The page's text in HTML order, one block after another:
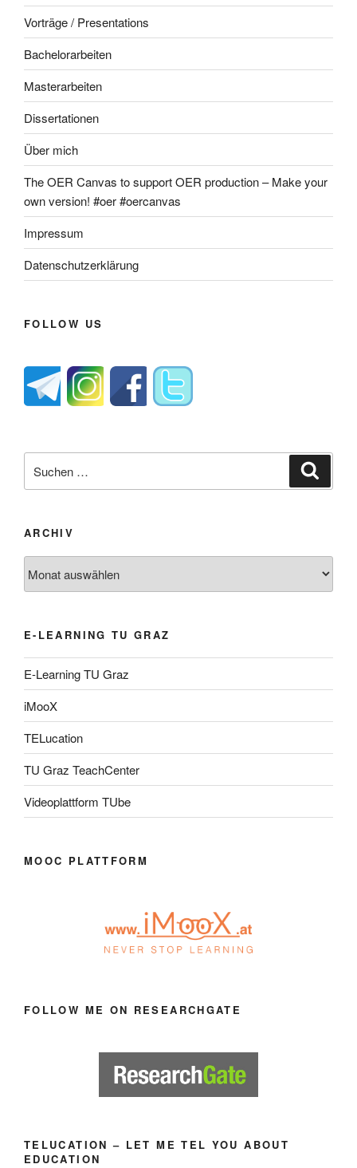
Vorträge / Presentations
Bachelorarbeiten
Masterarbeiten
Dissertationen
Über mich
The OER Canvas to support OER production – Make your
own version! #oer #oercanvas
Impressum
Datenschutzerklärung
FOLLOW US
nach:
ARCHIV
E-LEARNING TU GRAZ
E-Learning TU Graz
iMooX
TELucation
TU Graz TeachCenter
Videoplattform TUbe
MOOC PLATTFORM
FOLLOW ME ON RESEARCHGATE
TELUCATION – LET ME TEL YOU ABOUT
EDUCATION